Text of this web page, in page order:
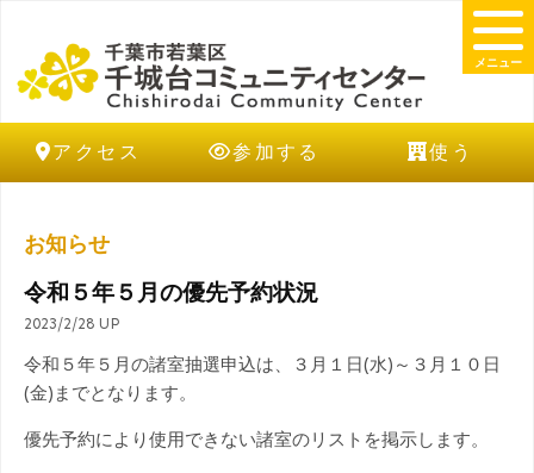
アクセス 参加する 使う
メニュー
お知らせ
令和５年５月の優先予約状況
2023/2/28 UP
令和５年５月の諸室抽選申込は、３月１日(水)～３月１０日
(金)までとなります。
優先予約により使用できない諸室のリストを掲示します。